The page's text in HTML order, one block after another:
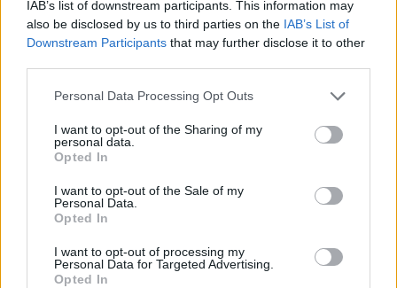
IAB’s list of downstream participants. This information may
also be disclosed by us to third parties on the IAB’s List of
Downstream Participants that may further disclose it to other
Please note that this website/app uses one or more Google
not limited to your visit or usage behaviour. You may click to
grant or deny consent to Google and its third-party tags to
use your data for below specified purposes in below Google
consent section.
Personal Data Processing Opt Outs
I want to opt-out of the Sharing of my
personal data.
Opted In
I want to opt-out of the Sale of my
Personal Data.
Opted In
I want to opt-out of processing my
Personal Data for Targeted Advertising.
Opted In
Ροή Ειδήσεων
ΣΑΝ ΣΗΜΕΡΑ – 6 Αυγούστου 1870:
Μάχες του Spicheren και του Wörth, ο
γερμανικός στρατός διαλύει τους
Γάλλους